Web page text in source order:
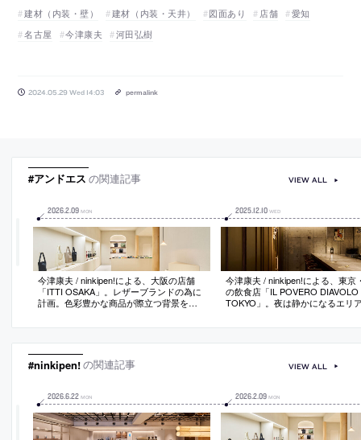
建材（内装・壁） 建材（内装・天井） 図面あり 店舗
愛知
名古屋
今津康夫 河田弘樹
2024.05.29 Wed 14:03 permalink
#アンドエス の関連記事
2026.2.09 MON
今津康夫 / ninkipen!による、大阪の店舗
「ITTI OSAKA」。レザーブランドの為に
計画。色彩豊かな商品が際立つ背景を目
の中に“確かなグラデーション”がある空間
ブランド思想の具現化を意図
2025.12.10 WED
今津康夫 / ninkipen!による、東京
の飲食店「IL POVERO DIAVOLO
TOKYO」。夜は静かになるエリ
為、シェフ達の振舞を“型板ガラ
案。内部では大きな“シェフズテ
VIEW ALL
#ninkipen!の関連記事
2026.6.22 MON 2026.2.09 MON
VIEW ALL